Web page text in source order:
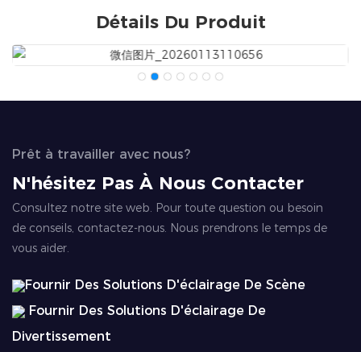
Détails Du Produit
Prêt à travailler avec nous?
N'hésitez Pas À Nous Contacter
Consultez notre site web. Pour toute question ou besoin
de conseils, contactez-nous. Nous prendrons le temps de
vous aider.
Fournir Des Solutions D'éclairage De Scène
Fournir Des Solutions D'éclairage De
Divertissement